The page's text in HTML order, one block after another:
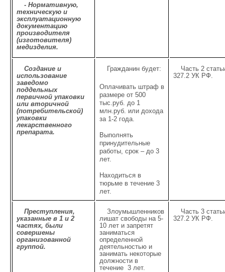
- Нормативную,
техническую и
эксплуатационную
документацию
производителя
(изготовителя)
медизделия.
Создание и
использование
заведомо
поддельных
первичной упаковки
или вторичной
(потребительской)
упаковки
лекарственного
препарата.
Гражданин будет:
Оплачивать штраф в
размере от 500
тыс.руб. до 1
млн.руб. или дохода
за 1-2 года.
Выполнять
принудительные
работы, срок – до 3
лет.
Находиться в
тюрьме в течение 3
лет.
Часть 2
327.2 УК РФ.
Преступления,
указанные в 1 и 2
частях, были
совершены
организованной
группой.
Злоумышленников
лишат свободы на 5-
10 лет и запретят
заниматься
определенной
деятельностью и
занимать некоторые
должности в
течение 3 лет.
Часть 3
327.2 УК РФ.